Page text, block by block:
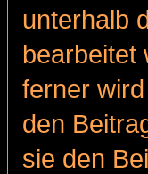
unterhalb
bearbeitet
ferner
den
sie den